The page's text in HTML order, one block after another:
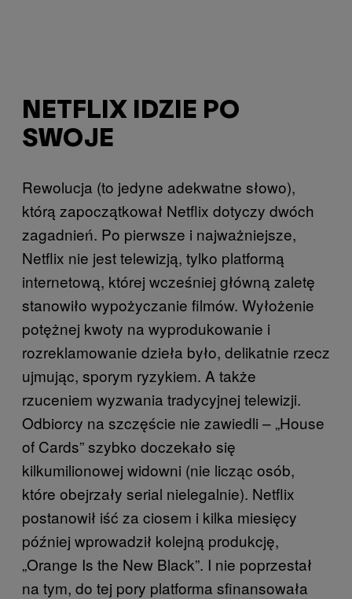
NETFLIX IDZIE PO
SWOJE
Rewolucja (to jedyne adekwatne słowo),
którą zapoczątkował Netflix dotyczy dwóch
zagadnień. Po pierwsze i najważniejsze,
Netflix nie jest telewizją, tylko platformą
internetową, której wcześniej główną zaletę
stanowiło wypożyczanie filmów. Wyłożenie
potężnej kwoty na wyprodukowanie i
rozreklamowanie dzieła było, delikatnie rzecz
ujmując, sporym ryzykiem. A także
rzuceniem wyzwania tradycyjnej telewizji.
Odbiorcy na szczęście nie zawiedli – „House
of Cards” szybko doczekało się
kilkumilionowej widowni (nie licząc osób,
które obejrzały serial nielegalnie). Netflix
postanowił iść za ciosem i kilka miesięcy
później wprowadził kolejną produkcję,
„Orange Is the New Black”. I nie poprzestał
na tym, do tej pory platforma sfinansowała